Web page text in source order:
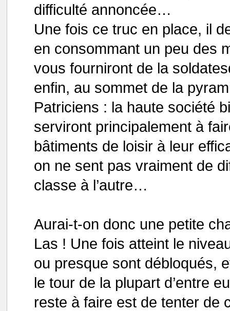
difficulté annoncée…
Une fois ce truc en place, il
en consommant un peu des
vous fourniront de la
enfin, au sommet de la
Patriciens : la haute société
serviront principalement à
bâtiments de loisir à leur
on ne sent pas vraiment de
classe à l’autre…
Aurai-t-on donc une petite
Las ! Une fois atteint le
ou presque sont débloqués,
le tour de la plupart d’entre
reste à faire est de tenter de